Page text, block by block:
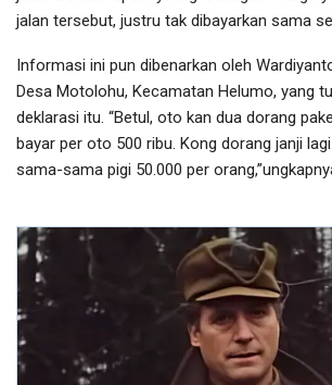
jalan tersebut, justru tak dibayarkan sama
Informasi ini pun dibenarkan oleh
Desa Motolohu, Kecamatan Helumo, yang
deklarasi itu. “Betul, oto kan dua dorang
bayar per oto 500 ribu. Kong dorang janji
sama-sama pigi 50.000 per